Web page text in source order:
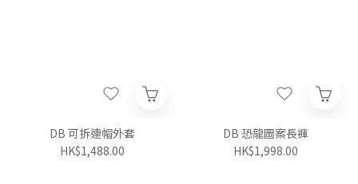
DB 可拆連帽外套
HK$1,488.00
DB 恐龍圖案長褲
HK$1,998.00